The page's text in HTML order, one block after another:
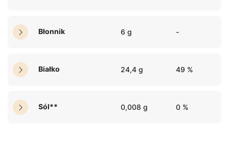
Błonnik 6 g -
Białko 24,4 g 49 %
Sól** 0,008 g 0 %